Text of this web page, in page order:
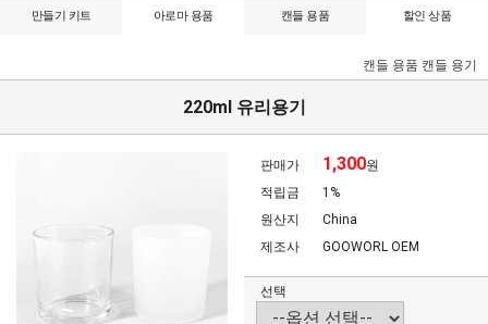
만들기 키트 아로마 용품 캔들 용품 할인 상품
캔들 용품 캔들 용기
220ml 유리용기
판매가 1,300원
적립금
1%
원산지
China
제조사
GOOWORL OEM
선택